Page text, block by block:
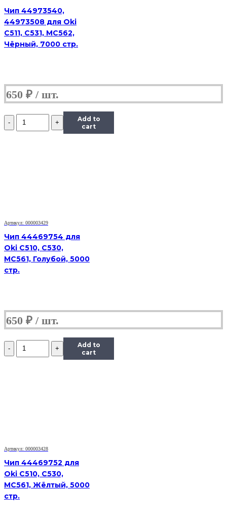
Чип 44973540,
44973508 для Oki
C511, C531, MC562,
Чёрный, 7000 стр.
650 ₽
Количество
Чип
Add to
cart
Артикул: 000003429
Чип 44469754 для
Oki C510, C530,
MC561, Голубой, 5000
стр.
650 ₽
Количество
Чип
Add to
cart
Артикул: 000003428
Чип 44469752 для
Oki C510, C530,
MC561, Жёлтый, 5000
стр.